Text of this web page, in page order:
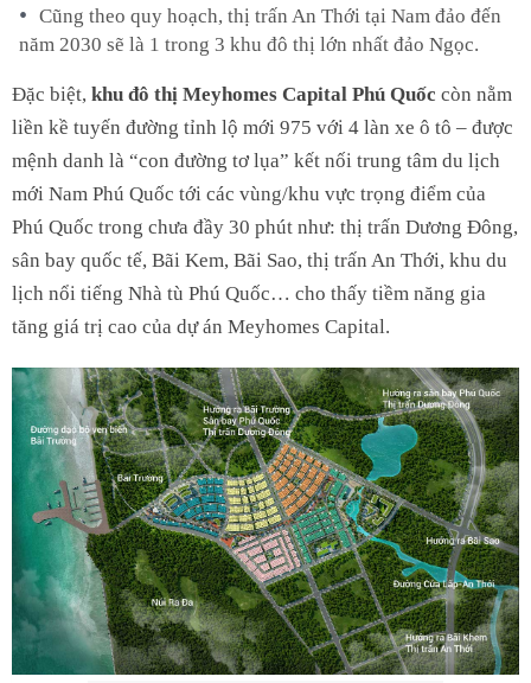
Cũng theo quy hoạch, thị trấn An Thới tại Nam đảo đến
năm 2030 sẽ là 1 trong 3 khu đô thị lớn nhất đảo Ngọc.
Đặc biệt, khu đô thị Meyhomes Capital Phú Quốc còn nằm
liền kề tuyến đường tỉnh lộ mới 975 với 4 làn xe ô tô – được
mệnh danh là “con đường tơ lụa” kết nối trung tâm du lịch
mới Nam Phú Quốc tới các vùng/khu vực trọng điểm của
Phú Quốc trong chưa đầy 30 phút như: thị trấn Dương Đông,
sân bay quốc tế, Bãi Kem, Bãi Sao, thị trấn An Thới, khu du
lịch nổi tiếng Nhà tù Phú Quốc… cho thấy tiềm năng gia
tăng giá trị cao của dự án Meyhomes Capital.